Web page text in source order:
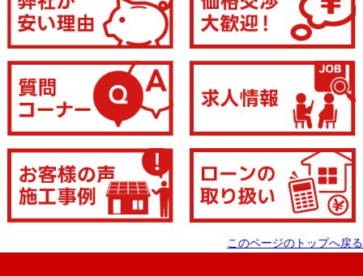
このページのトップへ戻る